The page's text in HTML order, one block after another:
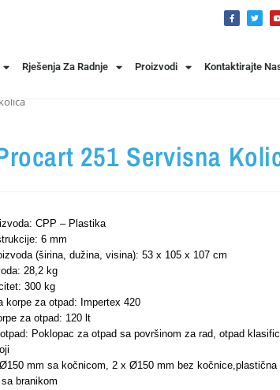
Rješenja Za Radnje Proizvodi Kontaktirajte
251 Servisna
CPP – Plastika
6 mm
(širina, dužina, visina): 53 x 105 x 107 cm
28,2 kg
300 kg
korpe za otpad: Impertex 420
za otpad: 120 lt
Poklopac za otpad sa površinom za rad, otpad
mm sa kočnicom, 2 x Ø150 mm bez kočnice,plastična
branikom